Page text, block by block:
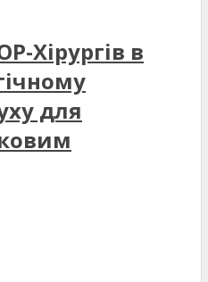
Хірургів в
для